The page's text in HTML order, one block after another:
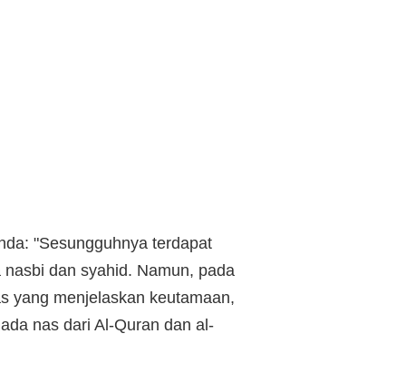
"Sesungguhnya terdapat
dan syahid. Namun, pada
yang menjelaskan keutamaan,
nas dari Al-Quran dan al-